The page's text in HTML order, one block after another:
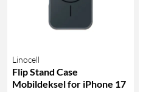
Linocell
Flip Stand Case
Mobildeksel for iPhone 17